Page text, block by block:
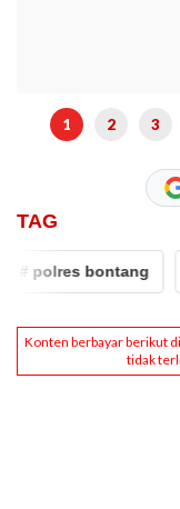
1 2 3
TAG
# polres bontang